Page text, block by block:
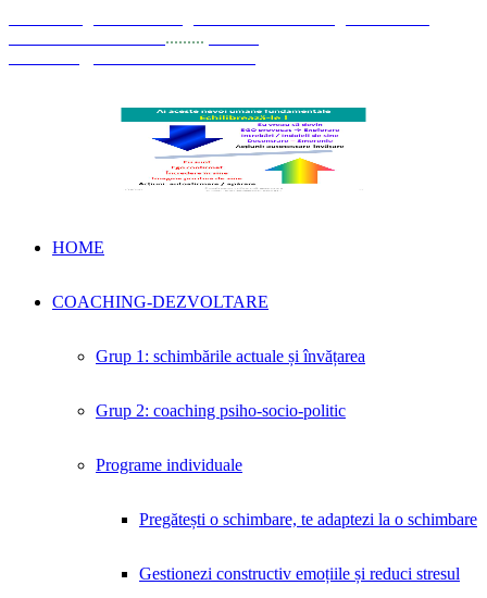
.........
HOME
COACHING-DEZVOLTARE
Grup 1: schimbările actuale și învățarea
Grup 2: coaching psiho-socio-politic
Programe individuale
Pregătești o schimbare, te adaptezi la o schimbare
Gestionezi constructiv emoțiile și reduci stresul